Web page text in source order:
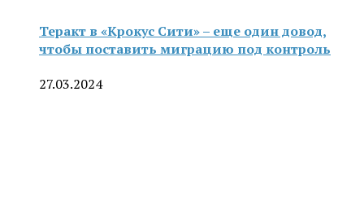
Теракт в «Крокус Сити» – еще один довод,
чтобы поставить миграцию под контроль
27.03.2024